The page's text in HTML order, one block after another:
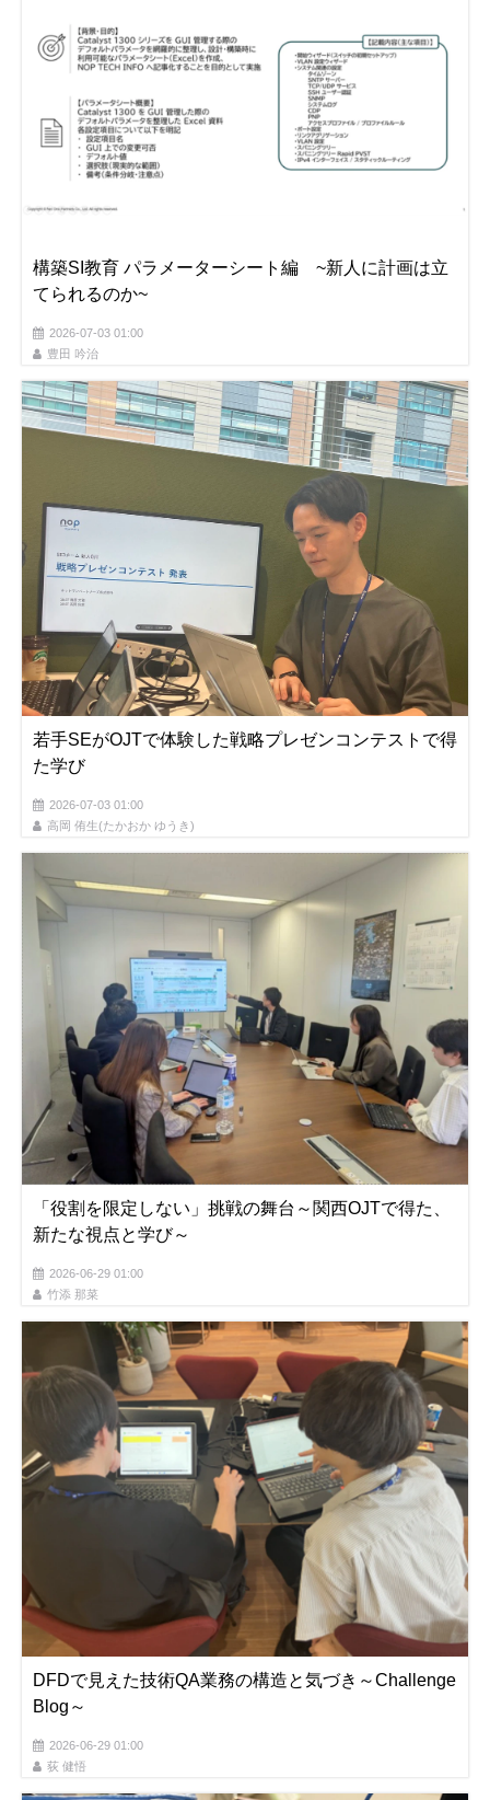
構築SI教育 パラメーターシート編 ~新人に計画は立
てられるのか~
2026-07-03 01:00
豊田 吟治
若手SEがOJTで体験した戦略プレゼンコンテストで得
た学び​
2026-07-03 01:00
高岡 侑生(たかおか ゆうき)
「役割を限定しない」挑戦の舞台～関西OJTで得た、
新たな視点と学び～
2026-06-29 01:00
竹添 那菜
DFDで見えた技術QA業務の構造と気づき～Challenge
Blog～
2026-06-29 01:00
荻 健悟